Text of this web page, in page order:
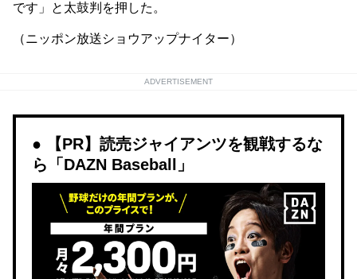
です」と太鼓判を押した。
（ニッポン放送ショウアップナイター）
ADVERTISEMENT
【PR】読売ジャイアンツを観戦するな
ら「DAZN Baseball」